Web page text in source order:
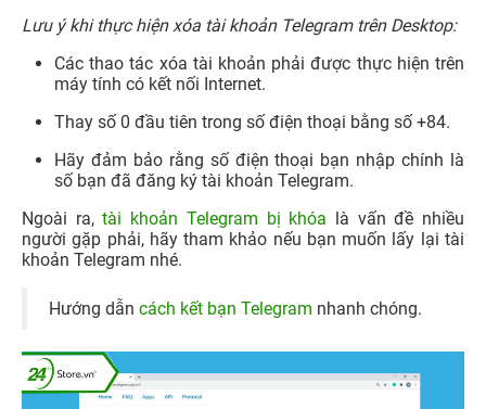
Lưu ý khi thực hiện xóa tài khoản Telegram trên Desktop:
Các thao tác xóa tài khoản phải được thực hiện trên
máy tính có kết nối Internet.
Thay số 0 đầu tiên trong số điện thoại bằng số +84.
Hãy đảm bảo rằng số điện thoại bạn nhập chính là
số bạn đã đăng ký tài khoản Telegram.
Ngoài ra,tài khoản Telegram bị khóa là vấn đề nhiều
người gặp phải, hãy tham khảo nếu bạn muốn lấy lại tài
khoản Telegram nhé.
Hướng dẫn cách kết bạn Telegram nhanh chóng.